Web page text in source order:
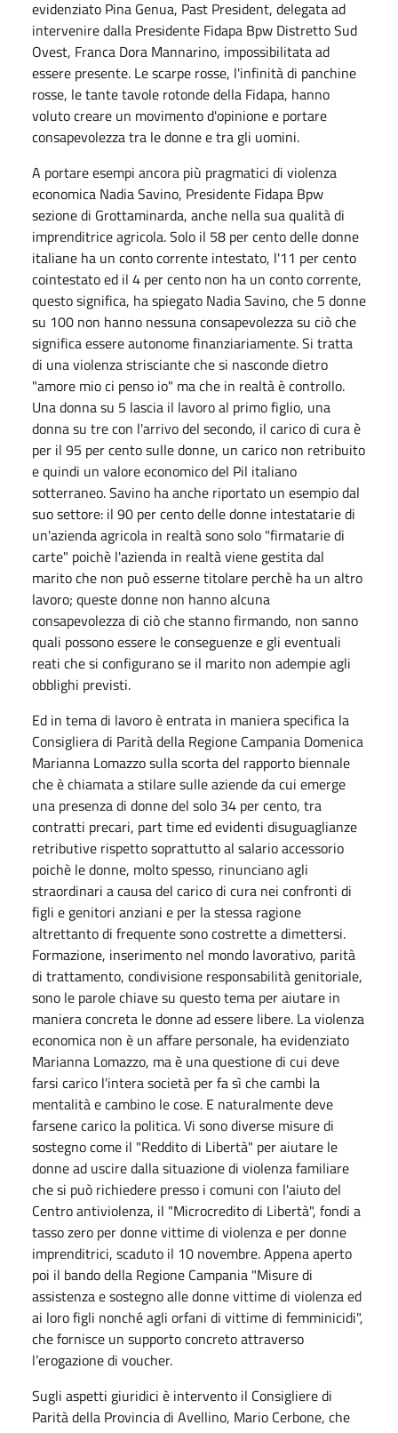
evidenziato Pina Genua, Past President, delegata ad
intervenire dalla Presidente Fidapa Bpw Distretto Sud
Ovest, Franca Dora Mannarino, impossibilitata ad
essere presente. Le scarpe rosse, l'infinità di panchine
rosse, le tante tavole rotonde della Fidapa, hanno
voluto creare un movimento d'opinione e portare
consapevolezza tra le donne e tra gli uomini.
A portare esempi ancora più pragmatici di violenza
economica Nadia Savino, Presidente Fidapa Bpw
sezione di Grottaminarda, anche nella sua qualità di
imprenditrice agricola. Solo il 58 per cento delle donne
italiane ha un conto corrente intestato, l'11 per cento
cointestato ed il 4 per cento non ha un conto corrente,
questo significa, ha spiegato Nadia Savino, che 5 donne
su 100 non hanno nessuna consapevolezza su ciò che
significa essere autonome finanziariamente. Si tratta
di una violenza strisciante che si nasconde dietro
"amore mio ci penso io" ma che in realtà è controllo.
Una donna su 5 lascia il lavoro al primo figlio, una
donna su tre con l'arrivo del secondo, il carico di cura è
per il 95 per cento sulle donne, un carico non retribuito
e quindi un valore economico del Pil italiano
sotterraneo. Savino ha anche riportato un esempio dal
suo settore: il 90 per cento delle donne intestatarie di
un'azienda agricola in realtà sono solo "firmatarie di
carte" poichè l'azienda in realtà viene gestita dal
marito che non può esserne titolare perchè ha un altro
lavoro; queste donne non hanno alcuna
consapevolezza di ciò che stanno firmando, non sanno
quali possono essere le conseguenze e gli eventuali
reati che si configurano se il marito non adempie agli
obblighi previsti.
Ed in tema di lavoro è entrata in maniera specifica la
Consigliera di Parità della Regione Campania Domenica
Marianna Lomazzo sulla scorta del rapporto biennale
che è chiamata a stilare sulle aziende da cui emerge
una presenza di donne del solo 34 per cento, tra
contratti precari, part time ed evidenti disuguaglianze
retributive rispetto soprattutto al salario accessorio
poichè le donne, molto spesso, rinunciano agli
straordinari a causa del carico di cura nei confronti di
figli e genitori anziani e per la stessa ragione
altrettanto di frequente sono costrette a dimettersi.
Formazione, inserimento nel mondo lavorativo, parità
di trattamento, condivisione responsabilità genitoriale,
sono le parole chiave su questo tema per aiutare in
maniera concreta le donne ad essere libere. La violenza
economica non è un affare personale, ha evidenziato
Marianna Lomazzo, ma è una questione di cui deve
farsi carico l'intera società per fa sì che cambi la
mentalità e cambino le cose. E naturalmente deve
farsene carico la politica. Vi sono diverse misure di
sostegno come il "Reddito di Libertà" per aiutare le
donne ad uscire dalla situazione di violenza familiare
che si può richiedere presso i comuni con l'aiuto del
Centro antiviolenza, il "Microcredito di Libertà", fondi a
tasso zero per donne vittime di violenza e per donne
imprenditrici, scaduto il 10 novembre. Appena aperto
poi il bando della Regione Campania "Misure di
assistenza e sostegno alle donne vittime di violenza ed
ai loro figli nonché agli orfani di vittime di femminicidi",
che fornisce un supporto concreto attraverso
l’erogazione di voucher.
Sugli aspetti giuridici è intervento il Consigliere di
Parità della Provincia di Avellino, Mario Cerbone, che